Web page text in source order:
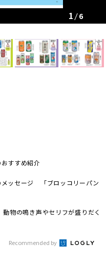
1 6
すすめ紹介
ッセージ 「ブロッコリーパン
物の鳴き声やセリフが盛りだく
Recommended by